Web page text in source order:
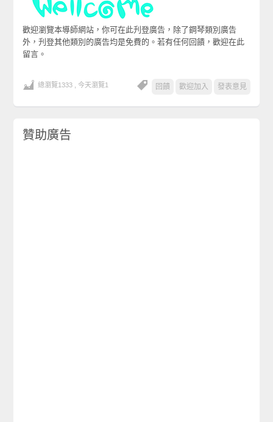
歡迎瀏覽本導師網站，你可在此刋登廣告，除了鋼琴類別廣告
外，刋登其他類別的廣告均是免費的。若有任何回饋，歡迎在此
留言。
回饋 歡迎加入 發表意見
總瀏覽1333 , 今天瀏覽1
贊助廣告